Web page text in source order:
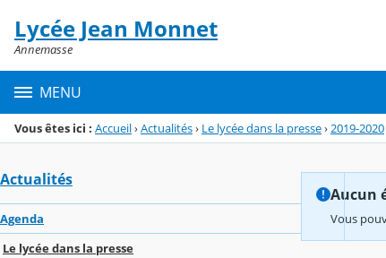
Menu de la rubrique
Contenu
Lycée Jean Monnet
Annemasse
MENU
Vous êtes ici : Accueil›Actualités› Le lycée dans la presse›2019-2020
Actualités
Agenda
Le lycée dans la presse
Aucun
Vous